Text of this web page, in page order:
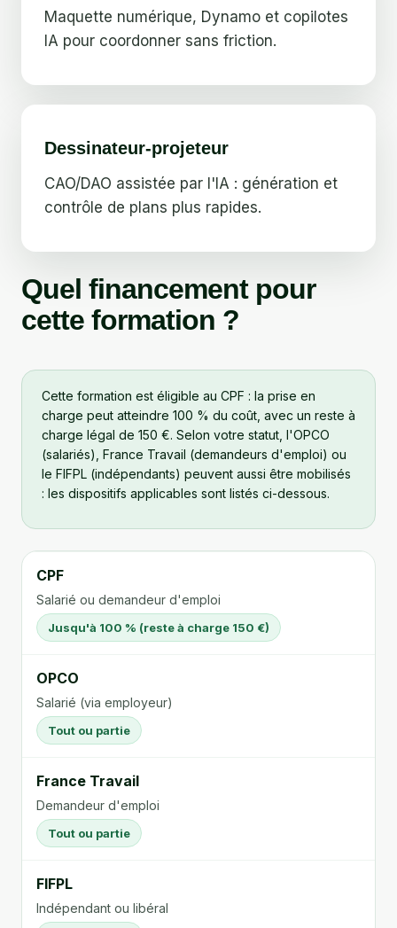
Maquette numérique, Dynamo et copilotes
IA pour coordonner sans friction.
Dessinateur-projeteur
CAO/DAO assistée par l'IA : génération et
contrôle de plans plus rapides.
Quel financement pour
cette formation ?
Cette formation est éligible au CPF : la prise en
charge peut atteindre 100 % du coût, avec un reste à
charge légal de 150 €. Selon votre statut, l'OPCO
(salariés), France Travail (demandeurs d'emploi) ou
le FIFPL (indépendants) peuvent aussi être mobilisés
: les dispositifs applicables sont listés ci-dessous.
CPF
Salarié ou demandeur d'emploi
Jusqu'à 100 % (reste à charge 150 €)
OPCO
Salarié (via employeur)
Tout ou partie
France Travail
Demandeur d'emploi
Tout ou partie
FIFPL
Indépendant ou libéral